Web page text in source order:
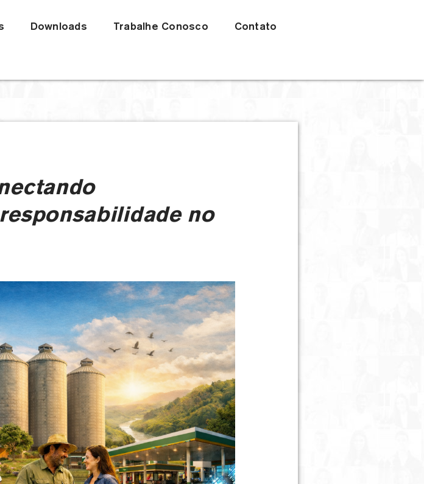
Downloads Trabalhe Conosco Contato
no